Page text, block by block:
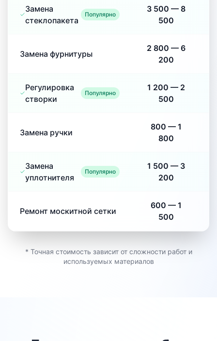
Замена
стеклопакета
Популярно
3 500 — 8
500
Замена фурнитуры
2 800 — 6
200
Регулировка
створки
Популярно
1 200 — 2
500
Замена ручки
800 — 1
800
Замена
уплотнителя
Популярно
1 500 — 3
200
Ремонт москитной сетки
600 — 1
500
* Точная стоимость зависит от сложности работ и
используемых материалов